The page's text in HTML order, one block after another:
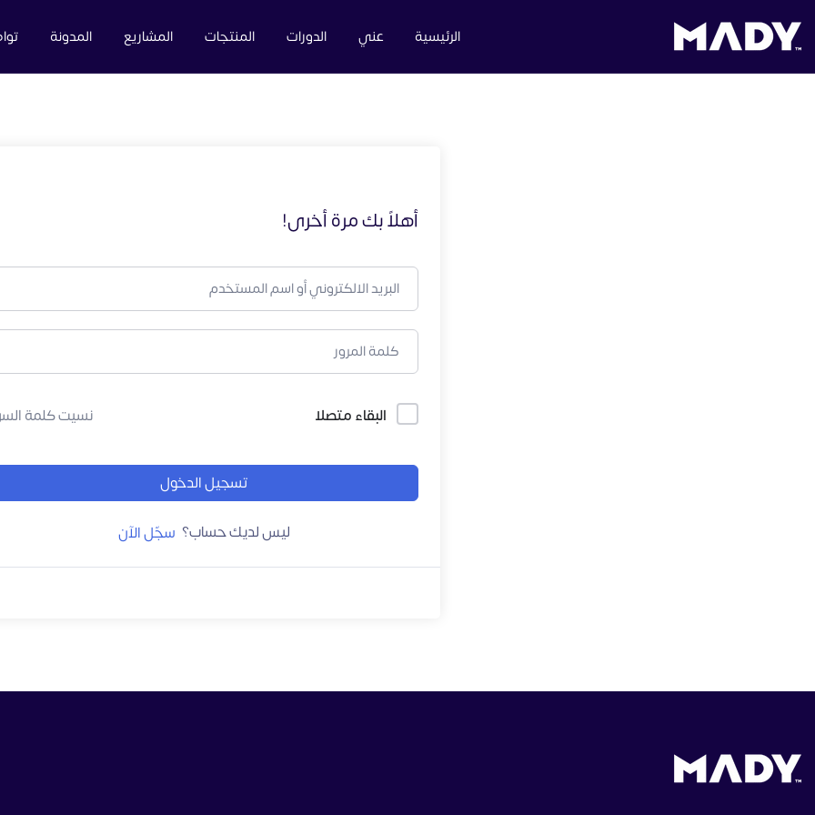
الرئيسية عني الدورات المنتجات المشاريع المدونة
أهلاً بك مرة أخرى!
البقاء متصلا نسيت كلمة
تسجيل الدخول
ليس لديك حساب؟ سجّل الآن